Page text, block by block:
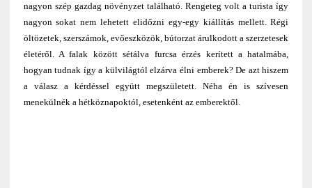
nagyon szép gazdag növényzet található. Rengeteg volt a turista így
nagyon sokat nem lehetett elidőzni egy-egy kiállítás mellett. Régi
öltözetek, szerszámok, evőeszközök, bútorzat árulkodott a szerzetesek
életéről. A falak között sétálva furcsa érzés kerített a hatalmába,
hogyan tudnak így a külvilágtól elzárva élni emberek? De azt hiszem
a válasz a kérdéssel együtt megszületett. Néha én is szívesen
menekülnék a hétköznapoktól, esetenként az emberektől.